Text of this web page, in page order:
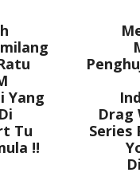
Yang
Tu
!!
Drag
Series